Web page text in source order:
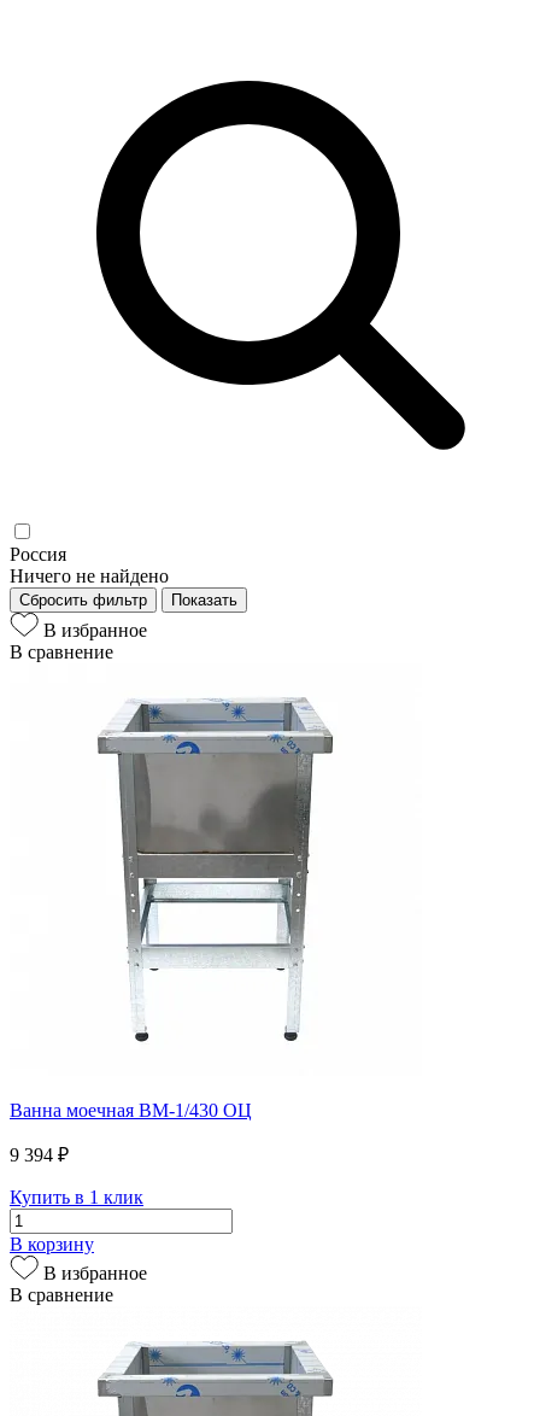
Россия
Ничего не найдено
Сбросить фильтр Показать
В избранное
В сравнение
Ванна моечная ВМ-1/430 ОЦ
9 394 ₽
Купить в 1 клик
В корзину
В избранное
В сравнение